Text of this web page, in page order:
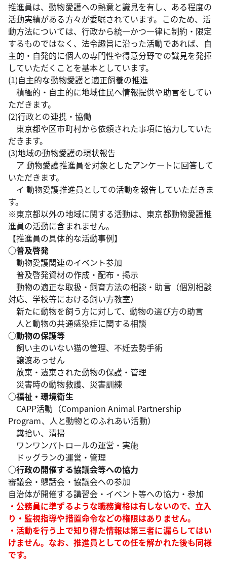
推進員は、動物愛護への熱意と識見を有し、ある程度の
活動実績がある方々が委嘱されています。このため、活
動方法については、行政から統一かつ一律に制約・限定
するものではなく、法令趣旨に沿った活動であれば、自
主的・自発的に個人の専門性や得意分野での識見を発揮
していただくことを基本としています。
(1)自主的な動物愛護と適正飼養の推進
積極的・自主的に地域住民へ情報提供や助言をしてい
ただきます。
(2)行政との連携・協働
東京都や区市町村から依頼された事項に協力していた
だきます。
(3)地域の動物愛護の現状報告
ア 動物愛護推進員を対象としたアンケートに回答して
いただきます。
イ 動物愛護推進員としての活動を報告していただきま
す。
※東京都以外の地域に関する活動は、東京都動物愛護推
進員の活動に含まれません。
【推進員の具体的な活動事例】
○普及啓発
動物愛護関連のイベント参加
普及啓発資材の作成・配布・掲示
動物の適正な取扱・飼育方法の相談・助言（個別相談
対応、学校等における飼い方教室）
新たに動物を飼う方に対して、動物の選び方の助言
人と動物の共通感染症に関する相談
○動物の保護等
飼い主のいない猫の管理、不妊去勢手術
譲渡あっせん
放棄・遺棄された動物の保護・管理
災害時の動物救護、災害訓練
○福祉・環境衛生
CAPP活動（Companion Animal Partnership
Program、人と動物とのふれあい活動）
糞拾い、清掃
ワンワンパトロールの運営・実施
ドッグランの運営・管理
○行政の開催する協議会等への協力
審議会・懇話会・協議会への参加
自治体が開催する講習会・イベント等への協力・参加
・公務員に準ずるような職務資格は有しないので、立入
り・監視指導や措置命令などの権限はありません。
・活動を行う上で知り得た情報は第三者に漏らしてはい
けません。なお、推進員としての任を解かれた後も同様
です。